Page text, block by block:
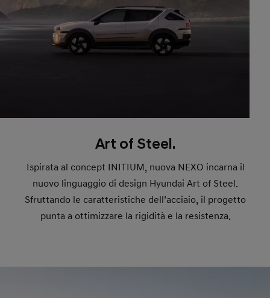
Art of Steel.
Ispirata al concept INITIUM, nuova NEXO incarna il
nuovo linguaggio di design Hyundai Art of Steel.
Sfruttando le caratteristiche dell’acciaio, il progetto
punta a ottimizzare la rigidità e la resistenza.